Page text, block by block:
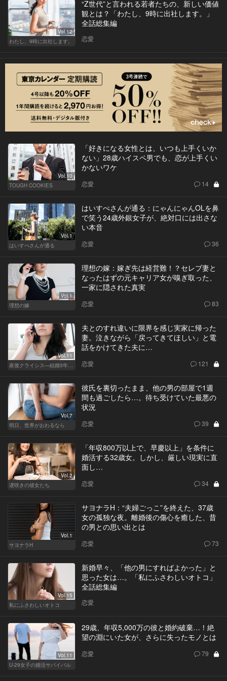
Vol.12
わたし、9時に出社します。
“Z世代”と言われる若者たちの、新しい価値
観とは？「わたし、9時に出社します。」
全話総集編
恋愛
Vol.10
TOUGH COOKIES
「好きになる女性とは、いつも上手くいか
ない」28歳ハイスペ男でも、恋が上手くい
かないワケ
恋愛 14
Vol.1
はいすぺさんが通る
はいすぺさんが通る：にゃんにゃんOLを鼻
で笑う24歳外銀女子が、絶対口には出さな
い本音
恋愛 36
Vol.1
理想の嫁
理想の嫁：嫁ぎ先は経営難！？セレブ妻と
なったはずの元キャリア女が嗅ぎ取った、
一家に隠された真実
恋愛 83
Vol.11
産後クライシス—結婚3年目の波乱—
夫とのすれ違いに限界を感じ実家に帰った
妻。泣きながら「戻ってきてほしい」と電
話をかけてきた夫に…
恋愛 121
Vol.7
明日、世界がおわるなら
彼氏を裏切ったまま、他の男の部屋で1週
間も過ごしたら…。待ち受けていた最悪の
状況
恋愛 39
Vol.2
遅咲きの彼女たち
「年収800万以上で、早慶以上」を条件に
婚活する32歳女。しかし、厳しい現実に直
面し…
恋愛 34
Vol.1
サヨナラH
サヨナラH：“夫婦ごっこ”を終えた、37歳
女の孤独な夜。離婚後の傷心を癒した、昔
の男との思い出とは
恋愛 73
Vol.15
私にふさわしいオトコ
新婚早々、「他の男にすればよかった」と
思った女は…。「私にふさわしいオトコ」
全話総集編
恋愛
Vol.11
U-29女子の婚活サバイバル
29歳、年収5,000万の彼と婚約破棄…！絶
望の淵にいた女が、さらに失ったモノとは
恋愛 79